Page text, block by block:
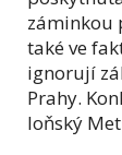
záminkou
také ve
ignorují
Prahy.
loňský